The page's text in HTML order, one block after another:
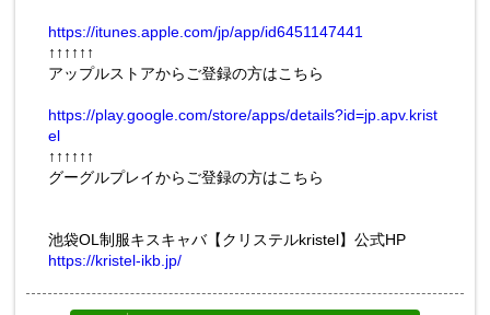
https://itunes.apple.com/jp/app/id6451147441
↑↑↑↑↑↑
アップルストアからご登録の方はこちら
https://play.google.com/store/apps/details?id=jp.apv.krist
el
↑↑↑↑↑↑
グーグルプレイからご登録の方はこちら
池袋OL制服キスキャバ【クリステルkristel】公式HP
https://kristel-ikb.jp/